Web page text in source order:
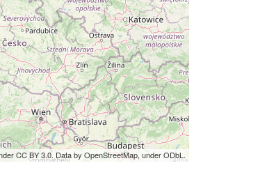
CC BY 3.0. Data by OpenStreetMap, under ODbL.